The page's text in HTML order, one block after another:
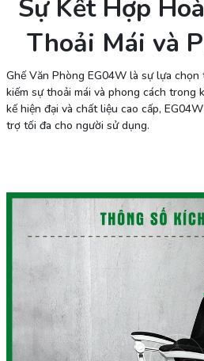
Sự Kết Hợp
Thoải Mái và
Ghế Văn Phòng EG04W là sự lựa
kiếm sự thoải mái và phong cách trong
kế hiện đại và chất liệu cao cấp,
trợ tối đa cho người sử dụng.